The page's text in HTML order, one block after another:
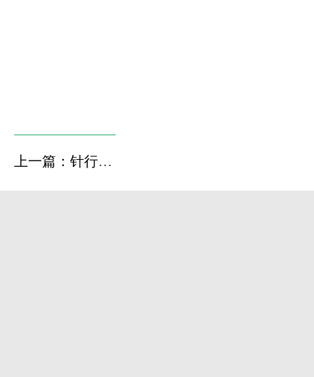
上一篇：针行无痕—留置针维护与拔除的优雅演译